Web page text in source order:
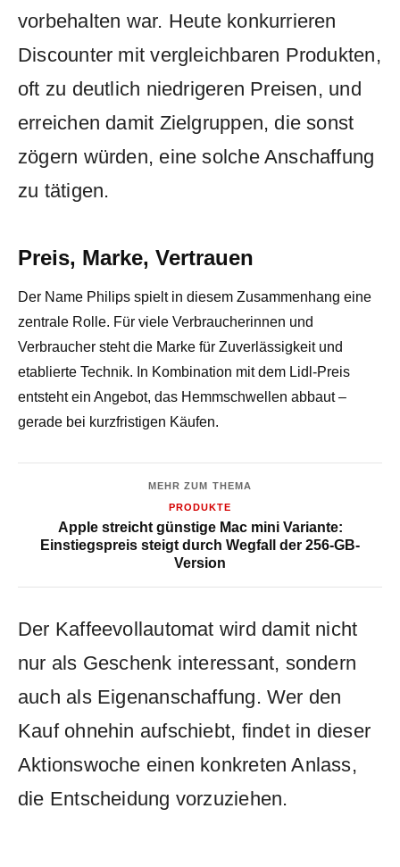
vorbehalten war. Heute konkurrieren
Discounter mit vergleichbaren Produkten,
oft zu deutlich niedrigeren Preisen, und
erreichen damit Zielgruppen, die sonst
zögern würden, eine solche Anschaffung
zu tätigen.
Preis, Marke, Vertrauen
Der Name Philips spielt in diesem Zusammenhang eine
zentrale Rolle. Für viele Verbraucherinnen und
Verbraucher steht die Marke für Zuverlässigkeit und
etablierte Technik. In Kombination mit dem Lidl-Preis
entsteht ein Angebot, das Hemmschwellen abbaut –
gerade bei kurzfristigen Käufen.
MEHR ZUM THEMA
PRODUKTE
Apple streicht günstige Mac mini Variante:
Einstiegspreis steigt durch Wegfall der 256-GB-
Version
Der Kaffeevollautomat wird damit nicht
nur als Geschenk interessant, sondern
auch als Eigenanschaffung. Wer den
Kauf ohnehin aufschiebt, findet in dieser
Aktionswoche einen konkreten Anlass,
die Entscheidung vorzuziehen.